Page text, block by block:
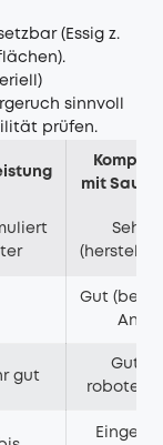
(Essig z.
sinnvoll
prüfen.
mit
Sehr
Gut (bei
gut
Gut